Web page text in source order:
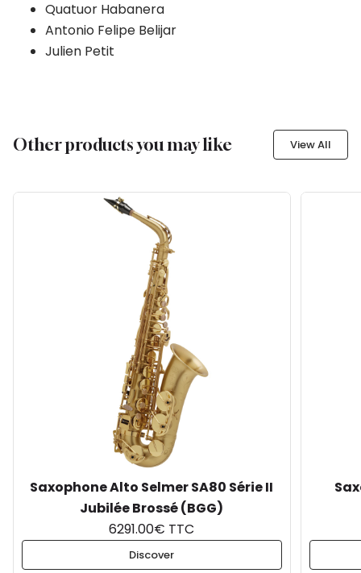
Quatuor Habanera
Antonio Felipe Belijar
Julien Petit
Other products you may like View All
Saxophone Alto Selmer SA80 Série II
Jubilée Brossé (BGG)
6291.00€ TTC
Discover